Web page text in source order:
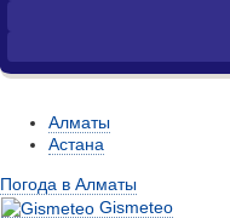
Алматы
Астана
Погода в Алматы
Gismeteo